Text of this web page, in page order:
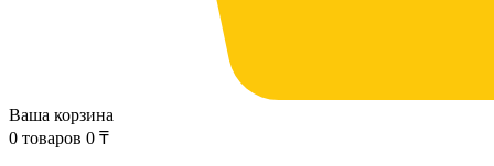
Ваша корзина
0 товаров 0 ₸